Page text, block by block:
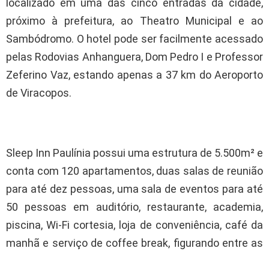
localizado em uma das cinco entradas da cidade,
próximo à prefeitura, ao Theatro Municipal e ao
Sambódromo. O hotel pode ser facilmente acessado
pelas Rodovias Anhanguera, Dom Pedro I e Professor
Zeferino Vaz, estando apenas a 37 km do Aeroporto
de Viracopos.
Sleep Inn Paulínia possui uma estrutura de 5.500m² e
conta com 120 apartamentos, duas salas de reunião
para até dez pessoas, uma sala de eventos para até
50 pessoas em auditório, restaurante, academia,
piscina, Wi-Fi cortesia, loja de conveniência, café da
manhã e serviço de coffee break, figurando entre as